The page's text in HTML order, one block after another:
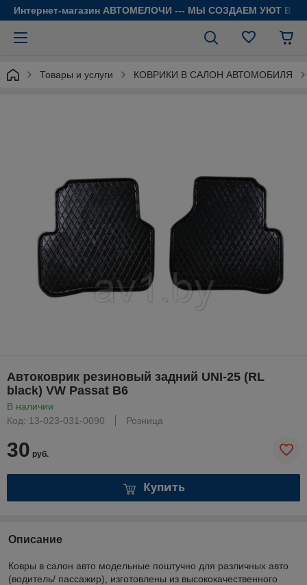
Интернет-магазин АВТОМЕЛОЧИ --- МЫ СОЗДАЕМ УЮТ В
Товары и услуги КОВРИКИ В САЛОН АВТОМОБИЛЯ
Автоковрик резиновый задний UNI-25 (RL
black) VW Passat B6
В наличии
Код: 13-023-031-0090
Розница
30 руб.
Купить
Описание
Ковры в салон авто модельные поштучно для различных авто
(водитель/ пассажир), изготовлены из высококачественного